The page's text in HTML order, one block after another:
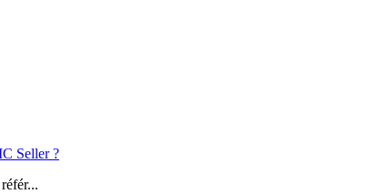
Seller ?